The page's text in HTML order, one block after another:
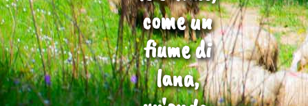
come un
fiume di
lana,